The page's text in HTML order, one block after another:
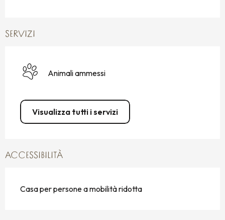
SERVIZI
Animali ammessi
Visualizza tutti i servizi
ACCESSIBILITÀ
Casa per persone a mobilità ridotta